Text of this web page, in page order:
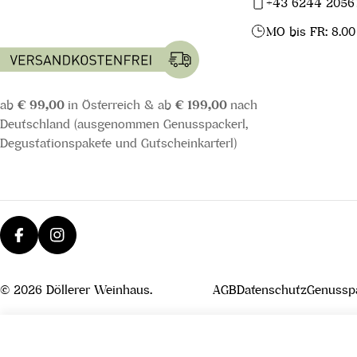
MO bis FR:
ab € 99,00 in Österreich & ab € 199,00 nach
Deutschland (ausgenommen Genusspackerl,
Degustationspakete und Gutscheinkarterl)
FacebookInstagram
© 2026 Döllerer Weinhaus. AGBDatenschutz